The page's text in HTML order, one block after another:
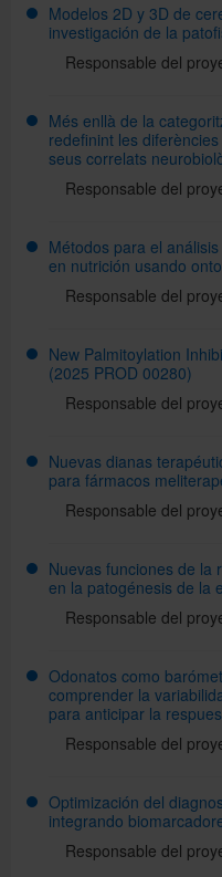
Modelos 2D y 3D de
investigación de la
Responsable del
Més enllà de la
redefinint les
seus correlats
Responsable del
Métodos para el
en nutrición usando
Responsable del
New Palmitoylation
(2025 PROD 00280)
Responsable del
Nuevas dianas
para fármacos
Responsable del
Nuevas funciones de la
en la patogénesis de la
Responsable del
Odonatos como
comprender la
para anticipar la
Responsable del
Optimización del
integrando
Responsable del